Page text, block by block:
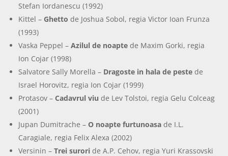
Stefan Iordanescu (1992)
Kittel – Ghetto de Joshua Sobol, regia Victor Ioan Frunza
(1993)
Vaska Peppel –Azilul de noapte de Maxim Gorki, regia
Ion Cojar (1998)
Salvatore Sally Morella – Dragoste in hala de peste de
Israel Horovitz, regia Ion Cojar (1999)
Protasov – Cadavrul viu de Lev Tolstoi, regia Gelu Colceag
(2001)
Jupan Dumitrache – O noapte furtunoasa de I.L.
Caragiale, regia Felix Alexa (2002)
Versinin –Trei surori de A.P. Cehov, regia Yuri Krassovski